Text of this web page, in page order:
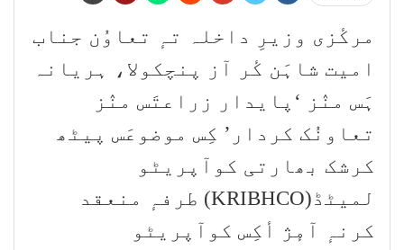
مرکٔزی وزیرِ داخلہ تہٕ تعاوُن جناب
امیت شاہَن کٔر آز پنچکولا، ہریانہ
ہَس منٛز ‘پایدار زراعتَس منٛز
تعاونُک کردار’ کِس موضوعَس پیٹھ
کرشک بھارتی کوآپریٹو
لمیٹڈ(KRIBHCO) طرفہٕ منعقد
کرنہٕ آمٕژ أکِس کوآپریٹو